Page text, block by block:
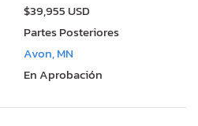
$39,955 USD
Partes Posteriores
Avon, MN
En Aprobación